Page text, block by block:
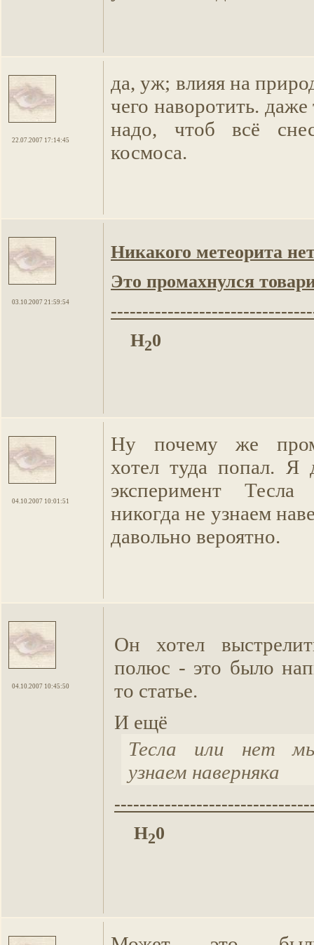
22.07.2007 17:14:45
да, уж; влияя на
чего наворотить.
надо, чтоб всё
космоса.
03.10.2007 21:59:54
Никакого метеорита
Это промахнулся
H20
04.10.2007 10:01:51
Ну почему же
хотел туда попал.
эксперимент
никогда не узнаем
давольно вероятно.
04.10.2007 10:45:50
Он хотел
полюс - это было
то статье.
И ещё
Тесла или нет
узнаем наверняка
H20